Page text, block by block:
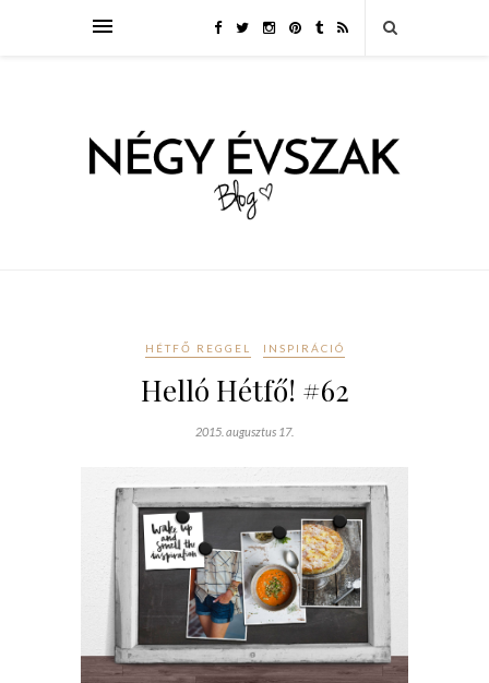
HÉTFŐ REGGEL INSPIRÁCIÓ
Helló Hétfő! #62
2015. augusztus 17.